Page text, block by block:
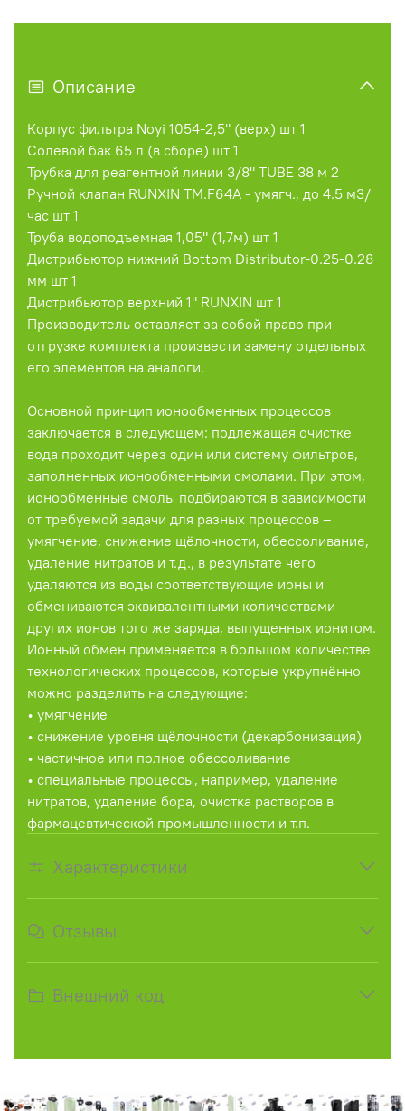
Описание
Корпус фильтра Noyi 1054-2,5" (верх) шт 1
Солевой бак 65 л (в сборе) шт 1
Трубка для реагентной линии 3/8" TUBE 38 м 2
Ручной клапан RUNXIN TM.F64А - умягч., до 4.5 м3/
час шт 1
Труба водоподъемная 1,05" (1,7м) шт 1
Дистрибьютор нижний Bottom Distributor-0.25-0.28
мм шт 1
Дистрибьютор верхний 1" RUNXIN шт 1
Производитель оставляет за собой право при
отгрузке комплекта произвести замену отдельных
его элементов на аналоги.
Основной принцип ионообменных процессов
заключается в следующем: подлежащая очистке
вода проходит через один или систему фильтров,
заполненных ионообменными смолами. При этом,
ионообменные смолы подбираются в зависимости
от требуемой задачи для разных процессов –
умягчение, снижение щёлочности, обессоливание,
удаление нитратов и т.д., в результате чего
удаляются из воды соответствующие ионы и
обмениваются эквивалентными количествами
других ионов того же заряда, выпущенных ионитом.
Ионный обмен применяется в большом количестве
технологических процессов, которые укрупнённо
можно разделить на следующие:
• умягчение
• снижение уровня щёлочности (декарбонизация)
• частичное или полное обессоливание
• специальные процессы, например, удаление
нитратов, удаление бора, очистка растворов в
фармацевтической промышленности и т.п.
Характеристики
Отзывы
Внешний код